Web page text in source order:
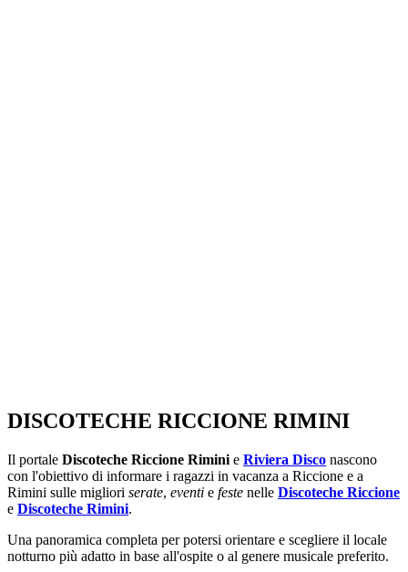
DISCOTECHE RICCIONE RIMINI
Il portale Discoteche Riccione Rimini e Riviera Disco nascono
con l'obiettivo di informare i ragazzi in vacanza a Riccione e a
Rimini sulle migliori serate, eventi e feste nelle Discoteche Riccione
e Discoteche Rimini.
Una panoramica completa per potersi orientare e scegliere il locale
notturno più adatto in base all'ospite o al genere musicale preferito.